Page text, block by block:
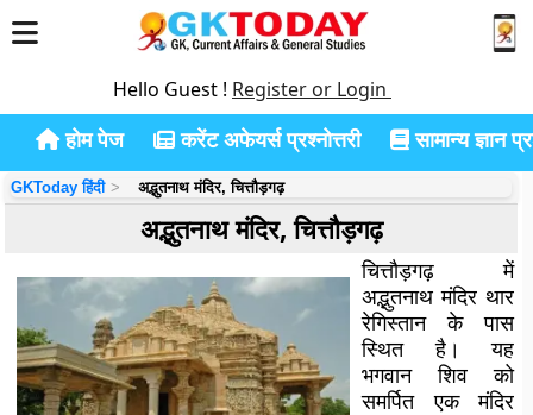
Hello Guest ! Register or Login
होम पेज करेंट अफेयर्स प्रश्नोत्तरी सामान्य ज्ञान
GKToday हिंदी अद्भुतनाथ मंदिर, चित्तौड़गढ़
अद्भुतनाथ मंदिर, चित्तौड़गढ़
चित्तौड़गढ़ में
अद्भुतनाथ मंदिर थार
रेगिस्तान के पास
स्थित है। यह
भगवान शिव को
समर्पित एक मंदिर